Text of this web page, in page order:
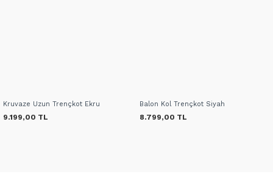
Kruvaze Uzun Trençkot Ekru
9.199,00 TL
Balon Kol Trençkot Siyah
8.799,00 TL